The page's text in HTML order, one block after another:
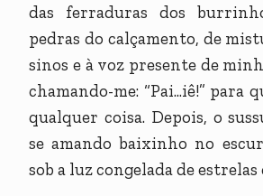
das ferraduras dos
pedras do calçamento, de
sinos e à voz presente de
chamando-me: “Pai...iê!” para
qualquer coisa. Depois, o
se amando baixinho no
sob a luz congelada de